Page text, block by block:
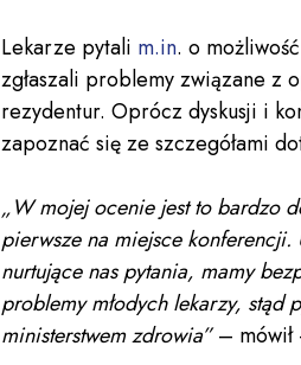
Lekarze pytali m.in. o
zgłaszali problemy związane z
rezydentur. Oprócz dyskusji i
zapoznać się ze szczegółami
„W mojej ocenie jest to bardzo
pierwsze na miejsce
nurtujące nas pytania, mamy
problemy młodych lekarzy,
ministerstwem zdrowia”– mówił